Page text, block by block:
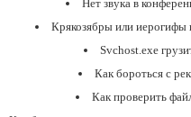
Нет звука в
Крякозябры или
Svchost.exe
Как бороться с
Как проверить